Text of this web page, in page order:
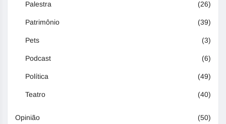
Palestra (26)
Patrimônio (39)
Pets (3)
Podcast (6)
Política (49)
Teatro (40)
Opinião (50)